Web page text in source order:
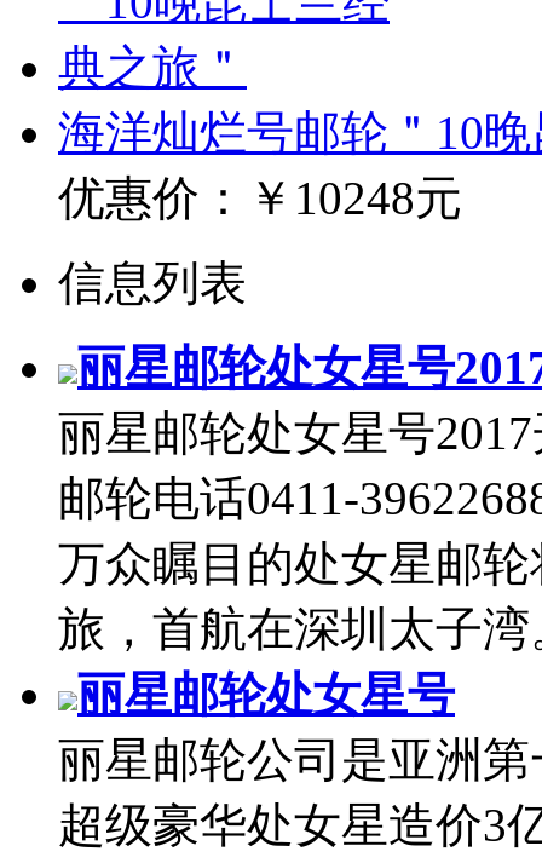
海洋灿烂号邮轮＂10
优惠价：
￥10248元
信息列表
丽星邮轮处女星号
丽星邮轮处女星号
邮轮电话0411-
万众瞩目的处女星邮
旅，首航在深圳太子湾
丽星邮轮处女星号
丽星邮轮公司是亚洲
超级豪华处女星造价3